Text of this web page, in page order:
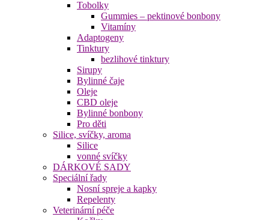
Tobolky
Gummies – pektinové bonbony
Vitamíny
Adaptogeny
Tinktury
bezlihové tinktury
Sirupy
Bylinné čaje
Oleje
CBD oleje
Bylinné bonbony
Pro děti
Silice, svíčky, aroma
Silice
vonné svíčky
DÁRKOVÉ SADY
Speciální řady
Nosní spreje a kapky
Repelenty
Veterinární péče